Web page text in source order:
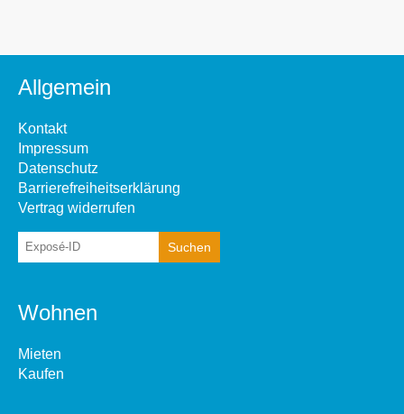
Allgemein
Kontakt
Impressum
Datenschutz
Barrierefreiheitserklärung
Vertrag widerrufen
Wohnen
Mieten
Kaufen